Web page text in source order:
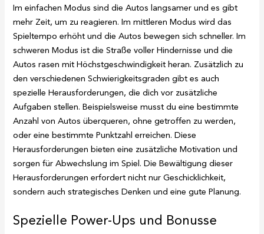
Im einfachen Modus sind die Autos langsamer und es gibt
mehr Zeit, um zu reagieren. Im mittleren Modus wird das
Spieltempo erhöht und die Autos bewegen sich schneller. Im
schweren Modus ist die Straße voller Hindernisse und die
Autos rasen mit Höchstgeschwindigkeit heran. Zusätzlich zu
den verschiedenen Schwierigkeitsgraden gibt es auch
spezielle Herausforderungen, die dich vor zusätzliche
Aufgaben stellen. Beispielsweise musst du eine bestimmte
Anzahl von Autos überqueren, ohne getroffen zu werden,
oder eine bestimmte Punktzahl erreichen. Diese
Herausforderungen bieten eine zusätzliche Motivation und
sorgen für Abwechslung im Spiel. Die Bewältigung dieser
Herausforderungen erfordert nicht nur Geschicklichkeit,
sondern auch strategisches Denken und eine gute Planung.
Spezielle Power-Ups und Bonusse